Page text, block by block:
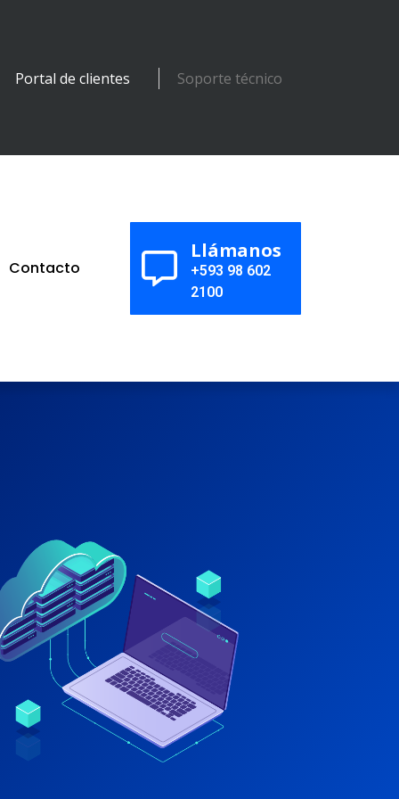
Portal de clientes Soporte técnico
Contacto
Llámanos
+593 98 602
2100